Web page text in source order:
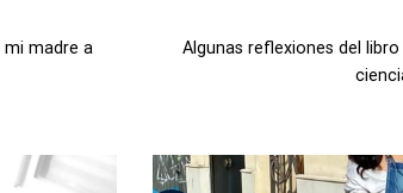
mi madre a
Algunas reflexiones del libro